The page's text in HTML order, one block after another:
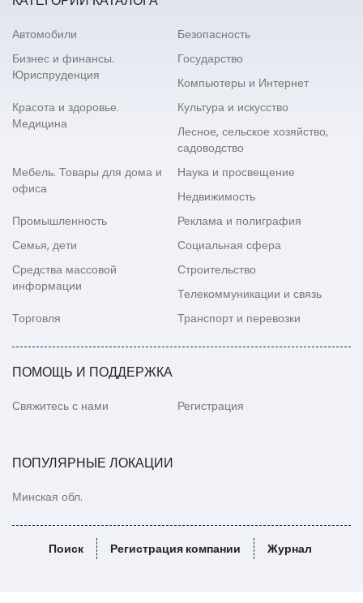
Автомобили
Безопасность
Бизнес и финансы.
Юриспруденция
Государство
Компьютеры и Интернет
Красота и здоровье.
Медицина
Культура и искусство
Лесное, сельское хозяйство,
садоводство
Мебель. Товары для дома и
офиса
Наука и просвещение
Недвижимость
Промышленность
Реклама и полиграфия
Семья, дети
Социальная сфера
Средства массовой
информации
Строительство
Телекоммуникации и связь
Торговля
Транспорт и перевозки
ПОМОЩЬ И ПОДДЕРЖКА
Свяжитесь с нами Регистрация
ПОПУЛЯРНЫЕ ЛОКАЦИИ
Минская обл.
Поиск Регистрация компании Журнал